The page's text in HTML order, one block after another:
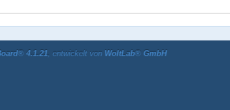
4.1.21, entwickelt von WoltLab® GmbH